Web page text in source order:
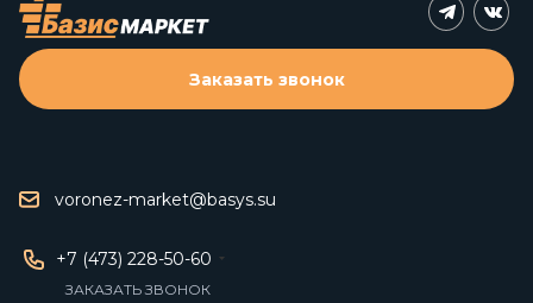
voronez-market@basys.su
+7 (473) 228-50-60
ЗАКАЗАТЬ ЗВОНОК
Заказать звонок